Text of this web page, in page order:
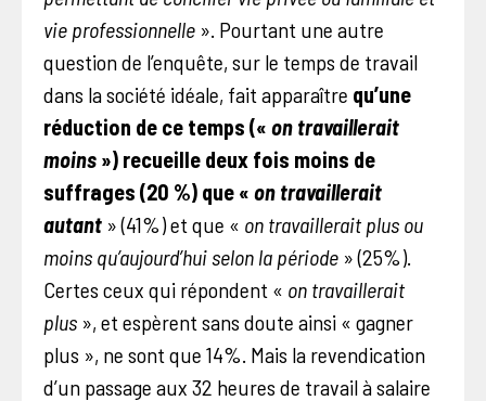
vie professionnelle ». Pourtant une autre
question de l’enquête, sur le temps de travail
dans la société idéale, fait apparaître qu’une
réduction de ce temps (« on travaillerait
moins ») recueille deux fois moins de
suffrages (20 %) que « on travaillerait
autant » (41%) et que « on travaillerait plus ou
moins qu’aujourd’hui selon la période » (25%).
Certes ceux qui répondent « on travaillerait
plus », et espèrent sans doute ainsi « gagner
plus », ne sont que 14%. Mais la revendication
d’un passage aux 32 heures de travail à salaire